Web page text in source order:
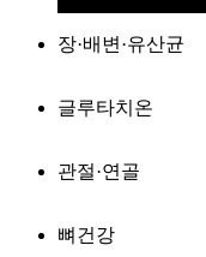
장·배변·유산균
글루타치온
관절·연골
뼈건강